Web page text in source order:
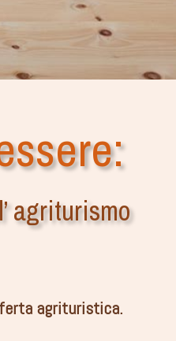
agriturismo
agrituristica.